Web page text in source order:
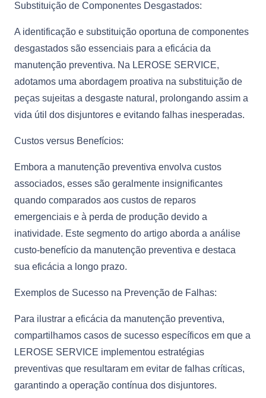
Substituição de Componentes Desgastados:
A identificação e substituição oportuna de componentes
desgastados são essenciais para a eficácia da
manutenção preventiva. Na LEROSE SERVICE,
adotamos uma abordagem proativa na substituição de
peças sujeitas a desgaste natural, prolongando assim a
vida útil dos disjuntores e evitando falhas inesperadas.
Custos versus Benefícios:
Embora a manutenção preventiva envolva custos
associados, esses são geralmente insignificantes
quando comparados aos custos de reparos
emergenciais e à perda de produção devido a
inatividade. Este segmento do artigo aborda a análise
custo-benefício da manutenção preventiva e destaca
sua eficácia a longo prazo.
Exemplos de Sucesso na Prevenção de Falhas:
Para ilustrar a eficácia da manutenção preventiva,
compartilhamos casos de sucesso específicos em que a
LEROSE SERVICE implementou estratégias
preventivas que resultaram em evitar de falhas críticas,
garantindo a operação contínua dos disjuntores.